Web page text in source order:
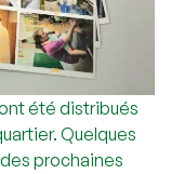
été distribués
Quelques
prochaines